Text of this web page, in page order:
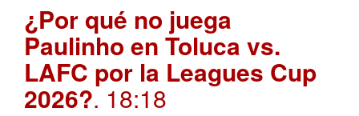
¿Por qué no juega
Paulinho en Toluca vs.
LAFC por la Leagues Cup
2026?. 18:18